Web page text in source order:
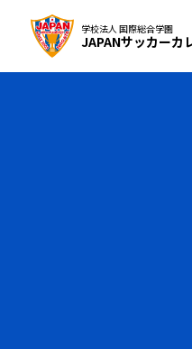
学校法人 国際総合学園
JAPANサッカーカ